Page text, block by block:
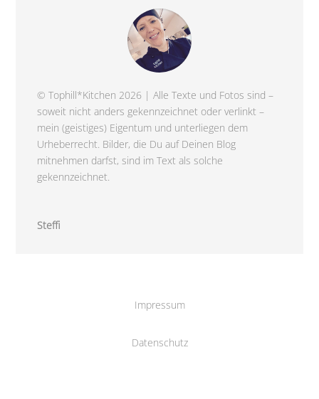
© Tophill*Kitchen 2026 | Alle Texte und Fotos sind –
soweit nicht anders gekennzeichnet oder verlinkt –
mein (geistiges) Eigentum und unterliegen dem
Urheberrecht. Bilder, die Du auf Deinen Blog
mitnehmen darfst, sind im Text als solche
gekennzeichnet.
Steffi
Impressum
Datenschutz